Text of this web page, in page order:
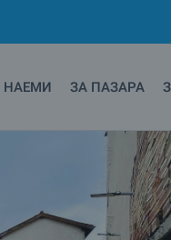
НАЕМИ ЗА ПАЗАРА